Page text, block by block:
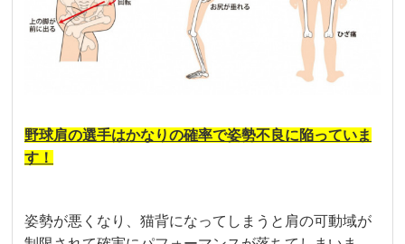
野球肩の選手はかなりの確率で姿勢不良に陥っていま
す！
姿勢が悪くなり、猫背になってしまうと肩の可動域が